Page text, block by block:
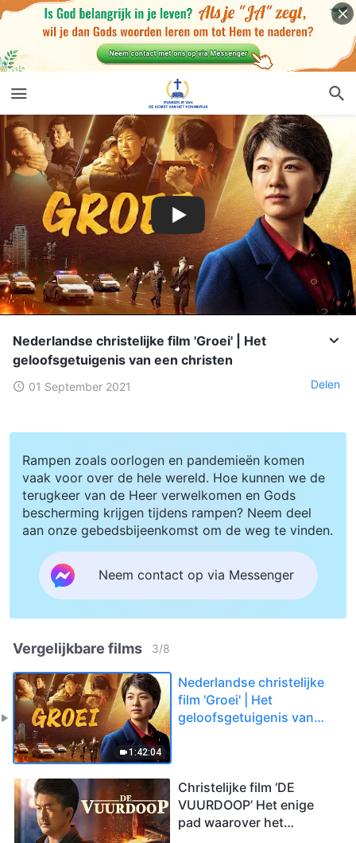
Nederlandse christelijke film 'Groei' | Het
geloofsgetuigenis van een christen
01 September 2021 Delen
Rampen zoals oorlogen en pandemieën komen
vaak voor over de hele wereld. Hoe kunnen we de
terugkeer van de Heer verwelkomen en Gods
bescherming krijgen tijdens rampen? Neem deel
aan onze gebedsbijeenkomst om de weg te vinden.
Neem contact op via Messenger
Vergelijkbare films 3/8
1:42:04
Nederlandse christelijke
film 'Groei' | Het
geloofsgetuigenis van
Christelijke film ‘DE
VUURDOOP’ Het enige
pad waarover het